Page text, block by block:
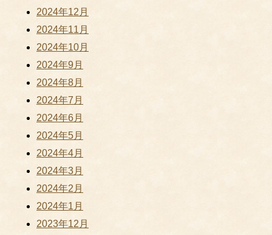
2024年12月
2024年11月
2024年10月
2024年9月
2024年8月
2024年7月
2024年6月
2024年5月
2024年4月
2024年3月
2024年2月
2024年1月
2023年12月